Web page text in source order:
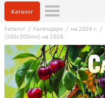
Каталог
Каталог/ Календари / на 2026 г. /
(300х300мм) на 2026